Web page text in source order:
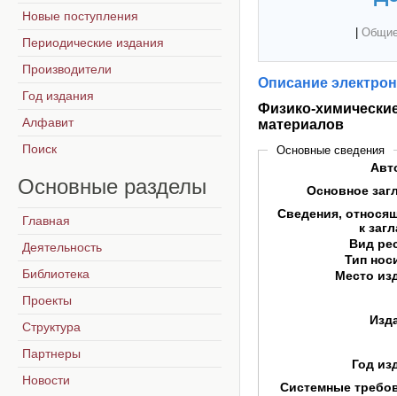
Описание
Физико-
материалов
Основные сведения
Основное
Сведения,
к
Вид
Тип
Место
Год
Системные
Новые поступления
Периодические издания
Производители
Год издания
Алфавит
Поиск
Основные разделы
Главная
Деятельность
Библиотека
Проекты
Структура
Партнеры
Новости